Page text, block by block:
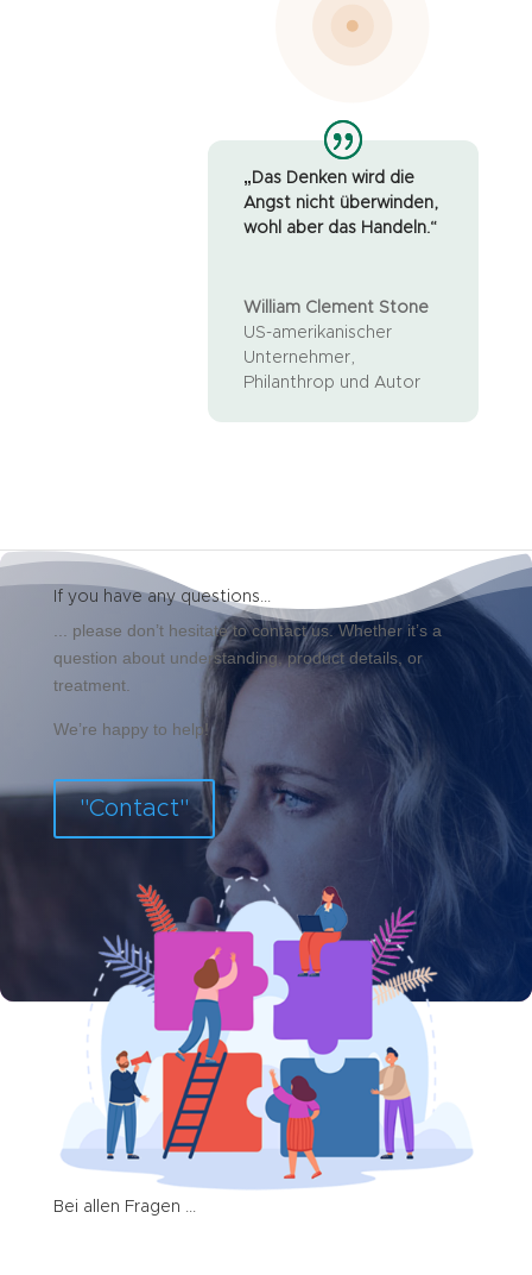
„Das Denken wird die
Angst nicht überwinden,
wohl aber das Handeln.“
William Clement Stone
US-amerikanischer
Unternehmer,
Philanthrop und Autor
If you have any questions...
... please don’t hesitate to contact us. Whether it’s a
question about understanding, product details, or
treatment.
We’re happy to help!
"Contact"
Bei allen Fragen ...